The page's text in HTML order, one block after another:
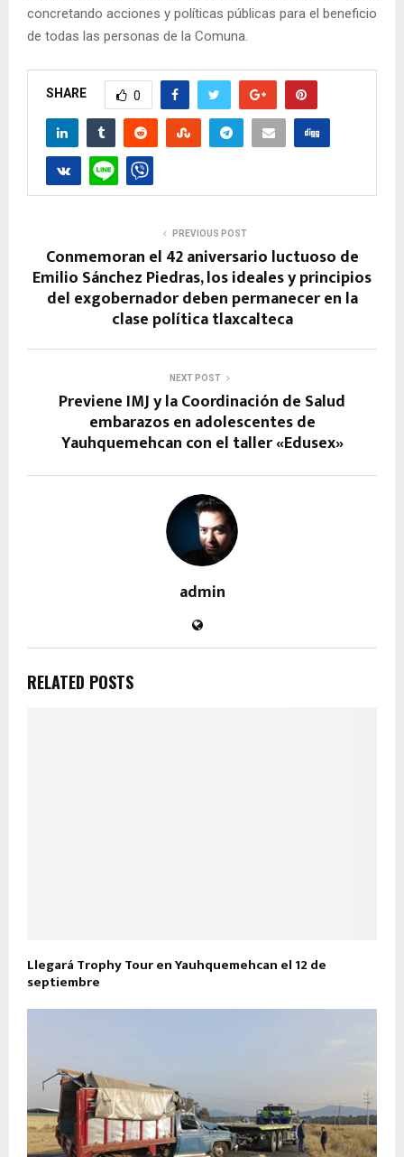
concretando acciones y políticas públicas para el beneficio
de todas las personas de la Comuna.
SHARE 0
PREVIOUS POST
Conmemoran el 42 aniversario luctuoso de
Emilio Sánchez Piedras, los ideales y principios
del exgobernador deben permanecer en la
clase política tlaxcalteca
NEXT POST
Previene IMJ y la Coordinación de Salud
embarazos en adolescentes de
Yauhquemehcan con el taller «Edusex»
admin
RELATED POSTS
Llegará Trophy Tour en Yauhquemehcan el 12 de
septiembre